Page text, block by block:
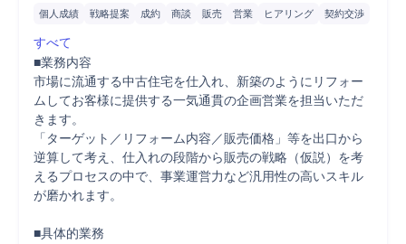
個人成績 戦略提案 成約 商談 販売 営業 ヒアリング 契約交渉
すべて
■業務内容
市場に流通する中古住宅を仕入れ、新築のようにリフォー
ムしてお客様に提供する一気通貫の企画営業を担当いただ
きます。
「ターゲット／リフォーム内容／販売価格」等を出口から
逆算して考え、仕入れの段階から販売の戦略（仮説）を考
えるプロセスの中で、事業運営力など汎用性の高いスキル
が磨かれます。
■具体的業務